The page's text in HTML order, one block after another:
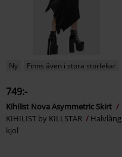
Ny Finns även i stora storlekar
749:-
Kihilist Nova Asymmetric Skirt
KIHILIST by KILLSTAR
Halvlång
kjol